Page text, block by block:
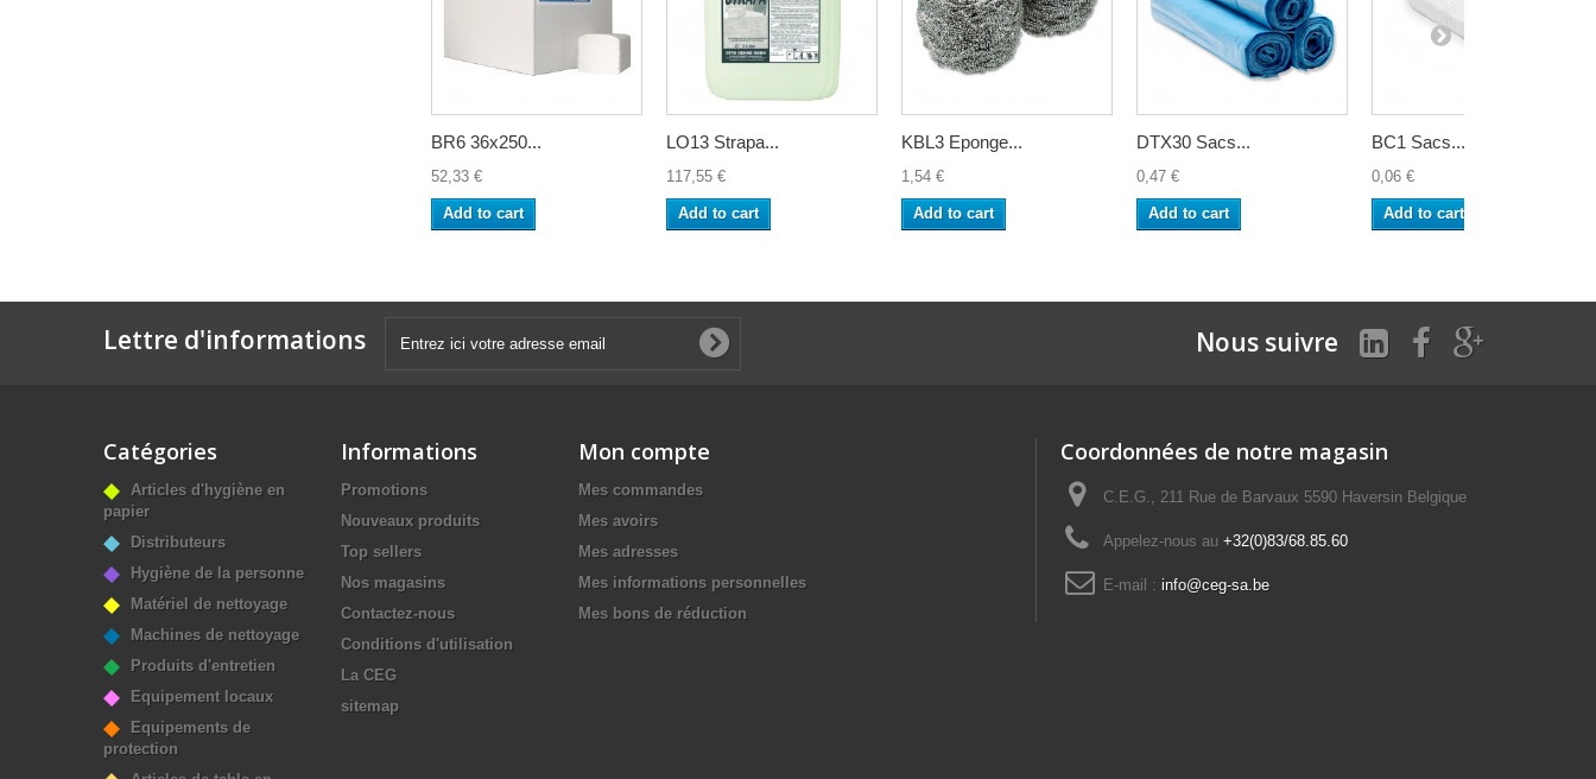
BR6 36x250...
52,33 €
Add to cart
LO13 Strapa...
117,55 €
Add to cart
KBL3 Eponge...
1,54 €
Add to cart
DTX30 Sacs...
0,47 €
Add to cart
BC1 Sacs...
0,06 €
Add to cart
Lettre d'informations Nous suivre
Catégories
Articles d'hygiène en
papier
Distributeurs
Hygiène de la personne
Matériel de nettoyage
Machines de nettoyage
Produits d'entretien
Equipement locaux
Equipements de
protection
Informations
Promotions
Nouveaux produits
Top sellers
Nos magasins
Contactez-nous
Conditions d'utilisation
La CEG
sitemap
Mon compte
Mes commandes
Mes avoirs
Mes adresses
Mes informations personnelles
Mes bons de réduction
Coordonnées de notre magasin
C.E.G., 211 Rue de Barvaux 5590 Haversin Belgique
Appelez-nous au +32(0)83/68.85.60
E-mail : info@ceg-sa.be